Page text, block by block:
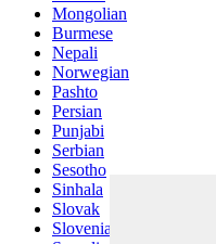
Mongolian
Burmese
Nepali
Norwegian
Pashto
Persian
Punjabi
Serbian
Sesotho
Sinhala
Slovak
Slovenian